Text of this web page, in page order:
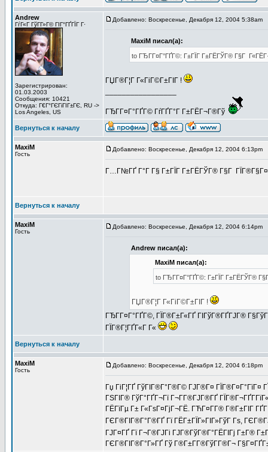
Andrew
ГѓГ«Г ГўГ­Г»Г© ГІГ°ГҐГЇГ Г·
Зарегистрирован:
01.03.2003
Сообщения: 10421
Откуда: Г€Г°ГЄГіГІГ±ГЄ, RU ->
Los Angeles, US
Добавлено: Воскресенье, Декабря 12, 2004 5:38am
MaxiM писал(а):
to ГЂГ­Г¤Г°ГҐГ©: Г±ГЇГ Г±ГЁГЎГ® Г§Г
ГЏГ®Г¦Г Г«ГіГ©Г±ГІГ !
ГЂГ­Г¤Г°ГҐГ© ГѓГҐГ°Г Г±ГЁГ¬Г®Гў
Вернуться к началу
MaxiM
Гость
Добавлено: Воскресенье, Декабря 12, 2004 6:13pm
Г…Г№ГҐ Г°Г Г§ Г±ГЇГ Г±ГЁГЎГ® Г§Г
Вернуться к началу
MaxiM
Гость
Добавлено: Воскресенье, Декабря 12, 2004 6:14pm
Andrew писал(а):
MaxiM писал(а):
to ГЂГ­Г¤Г°ГҐГ©: Г±ГЇГ Г±ГЁГЎГ®
ГЏГ®Г¦Г Г«ГіГ©Г±ГІГ !
ГЂГ­Г¤Г°ГҐГ©, ГЇГ®Г±Г«ГҐ ГІГўГ®ГҐГЈГ®
ГЇГ®Г¦ГҐГ«Г Г«
Вернуться к началу
MaxiM
Гость
Добавлено: Воскресенье, Декабря 12, 2004 6:18pm
Гџ ГіГ¦ГҐ ГўГІГ®Г°Г®Г© ГЈГ®Г¤ ГЇГ®Г¤Г°ГїГ¤
ГЅГІГ® ГўГ°ГҐГ¬Гї Г¬Г­Г®ГЈГ®ГҐ
ГЁГїГµ Г± Г«ГѕГ¤ГјГ¬ГЁ. ГЋГ¤Г­Г® Г®Г±ГІГ
ГЄГ®ГІГ®Г°Г®ГҐ Гї ГЁГ±ГЇГ»ГІГ»ГўГ Гѕ,
ГЈГ¤ГҐ Гї Г¬Г®ГЈГі ГЈГ®ГўГ®Г°ГЁГІГј Г±Г®
ГЄГ®ГІГ®Г°Г»ГҐ Гў Г®Г±Г­Г®ГўГ­Г®Г¬